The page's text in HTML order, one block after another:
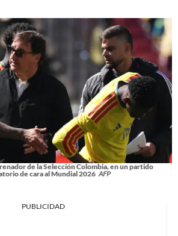
de la Selección Colombia, en un partido
de cara al Mundial 2026 AFP
PUBLICIDAD